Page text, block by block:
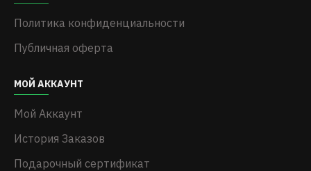
Политика конфиденциальности
Публичная оферта
МОЙ АККАУНТ
Мой Аккаунт
История Заказов
Подарочный сертификат